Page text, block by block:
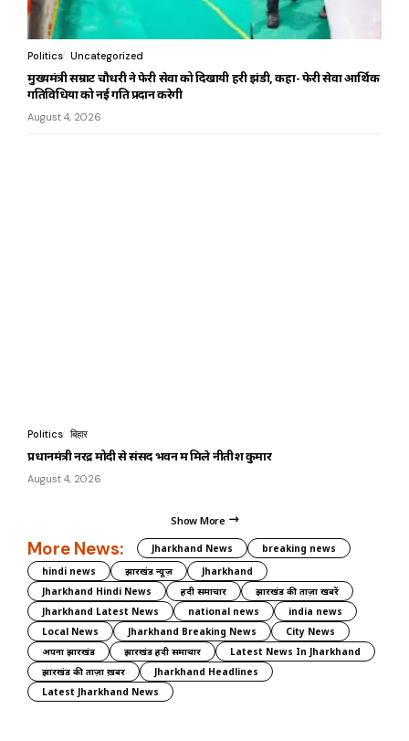
Politics Uncategorized
मुख्यमंत्री सम्राट चौधरी ने फेरी सेवा को दिखायी हरी झंडी, कहा- फेरी सेवा आर्थिक
गतिविधियों को नई गति प्रदान करेगी
August 4, 2026
Politics बिहार
प्रधानमंत्री नरेंद्र मोदी से संसद भवन में मिले नीतीश कुमार
August 4, 2026
Show More
More News: Jharkhand News
breaking news
hindi news
झारखंड न्यूज़
Jharkhand
Jharkhand Hindi News
हिंदी समाचार
झारखंड की ताज़ा खबरें
Jharkhand Latest News
national news
india news
Local News
Jharkhand Breaking News
City News
अपना झारखंड
झारखंड हिंदी समाचार
Latest News In Jharkhand
झारखंड की ताज़ा ख़बर
Jharkhand Headlines
Latest Jharkhand News